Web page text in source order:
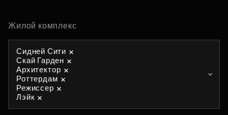
Жилой комплекс
Сидней Сити
Скай Гарден
Архитектор
Роттердам
Режиссер
Лэйк